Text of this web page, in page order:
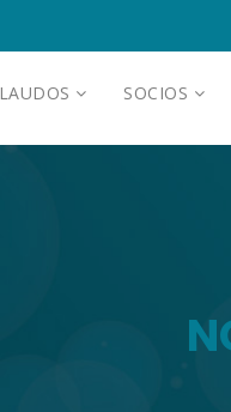
LAUDOS SOCIOS